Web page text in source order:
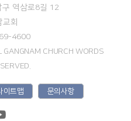
역삼로8길 12
회
4600
CHURCH WORDS
이트맵 문의사항